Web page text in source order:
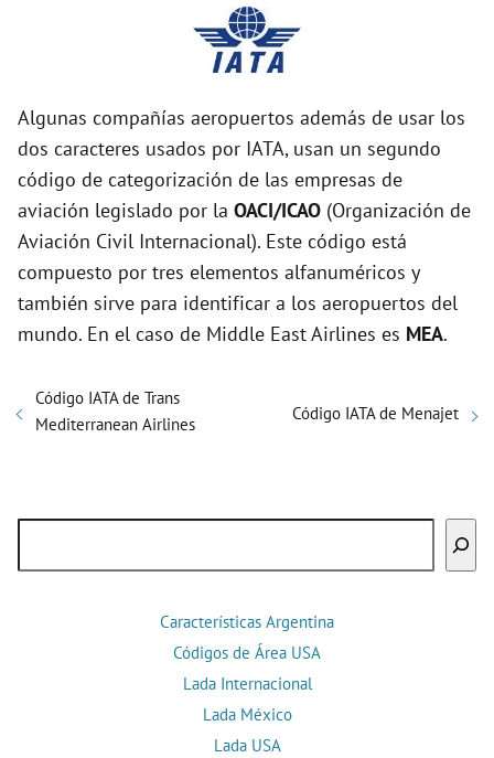
Algunas compañías aeropuertos además de usar los
dos caracteres usados por IATA, usan un segundo
código de categorización de las empresas de
aviación legislado por la OACI/ICAO (Organización de
Aviación Civil Internacional). Este código está
compuesto por tres elementos alfanuméricos y
también sirve para identificar a los aeropuertos del
mundo. En el caso de Middle East Airlines es MEA.
Código IATA de Trans
Mediterranean Airlines
Código IATA de Menajet
Características Argentina
Códigos de Área USA
Lada Internacional
Lada México
Lada USA